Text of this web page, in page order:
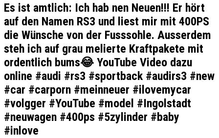
Es ist amtlich: Ich hab nen Neuen!!! Er hört
auf den Namen RS3 und liest mir mit 400PS
die Wünsche von der Fusssohle. Ausserdem
steh ich auf grau melierte Kraftpakete mit
ordentlich bums😂 YouTube Video dazu
online #audi #rs3 #sportback #audirs3 #new
#car #carporn #meinneuer #ilovemycar
#volgger #YouTube #model #Ingolstadt
#neuwagen #400ps #5zylinder #baby
#inlove